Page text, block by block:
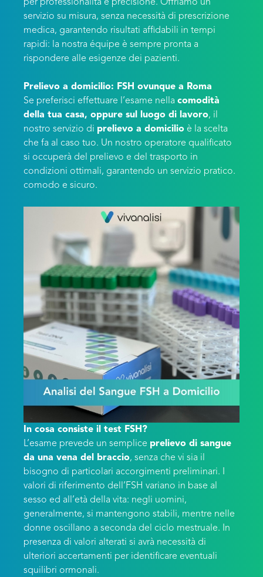
per professionalità e precisione. Offriamo un
servizio su misura, senza necessità di prescrizione
medica, garantendo risultati affidabili in tempi
rapidi: la nostra équipe è sempre pronta a
rispondere alle esigenze dei pazienti.
Prelievo a domicilio: FSH ovunque a Roma
Se preferisci effettuare l’esame nella comodità
della tua casa, oppure sul luogo di lavoro, il
nostro servizio di prelievo a domicilio è la scelta
che fa al caso tuo. Un nostro operatore qualificato
si occuperà del prelievo e del trasporto in
condizioni ottimali, garantendo un servizio pratico.
comodo e sicuro.
In cosa consiste il test FSH?
L’esame prevede un semplice prelievo di sangue
da una vena del braccio, senza che vi sia il
bisogno di particolari accorgimenti preliminari. I
valori di riferimento dell’FSH variano in base al
sesso ed all’età della vita: negli uomini,
generalmente, si mantengono stabili, mentre nelle
donne oscillano a seconda del ciclo mestruale. In
presenza di valori alterati si avrà necessità di
ulteriori accertamenti per identificare eventuali
squilibri ormonali.